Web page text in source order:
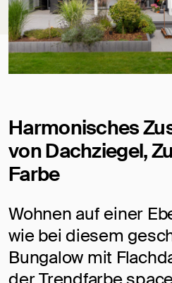
Harmonisches
von Dachziegel,
Farbe
Wohnen auf einer
wie bei diesem
Bungalow mit